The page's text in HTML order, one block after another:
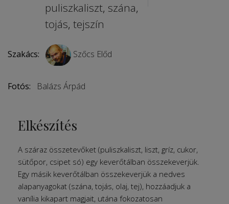
puliszkaliszt, szána,
tojás, tejszín
Szakács: Szőcs Előd
Fotós: Balázs Árpád
Elkészítés
A száraz összetevőket (puliszkaliszt, liszt, gríz, cukor,
sütőpor, csipet só) egy keverő­tálban összekeverjük.
Egy másik keverőtál­ban összekeverjük a nedves
alapanyagokat (szána, tojás, olaj, tej), hozzáadjuk a
vanília kikapart magjait, utána fokozatosan